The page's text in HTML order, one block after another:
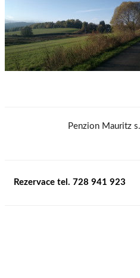
Penzion Mauritz
Rezervace tel. 728 941 923